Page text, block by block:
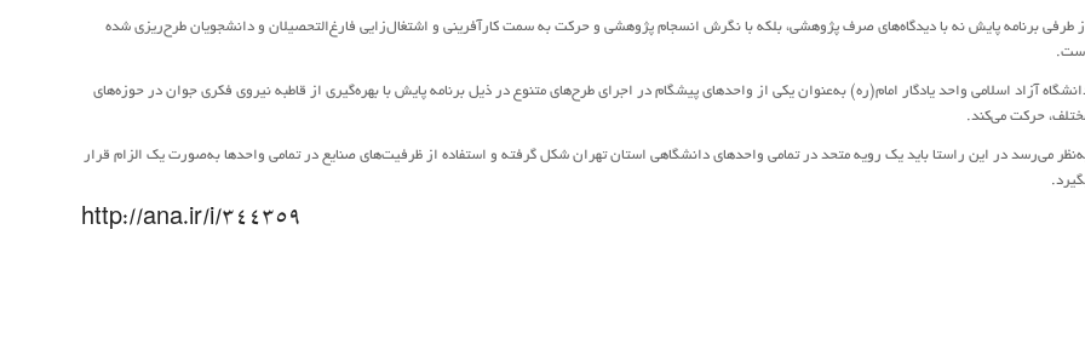
طرفی برنامه پایش نه با دیدگاه‌های صرف پژوهشی، بلکه با نگرش انسجام پژوهشی و حرکت به سمت کارآفرینی و اشتغال‌زایی فارغ‌التحصیلان و دانشجویان طرح‌ریزی شده
آزاد اسلامی واحد یادگار امام(ره) به‌عنوان یکی از واحدهای پیشگام در اجرای طرح‌های متنوع در ذیل برنامه پایش با بهره‌گیری از قاطبه نیروی فکری جوان در حوزه‌های
حرکت می‌کند.
می‌رسد در این راستا باید یک رویه متحد در تمامی واحدهای دانشگاهی استان تهران شکل گرفته و استفاده از ظرفیت‌های صنایع در تمامی واحدها به‌صورت یک الزام قرار
http://ana.ir/i/344359